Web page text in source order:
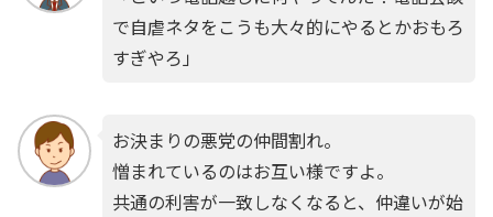
で自虐ネタをこうも大々的にやるとかおもろ
すぎやろ」
お決まりの悪党の仲間割れ。
憎まれているのはお互い様ですよ。
共通の利害が一致しなくなると、仲違いが始